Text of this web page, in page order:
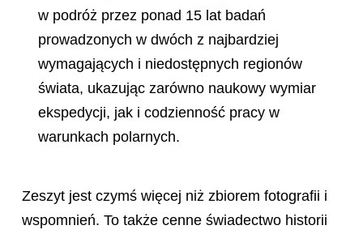
w podróż przez ponad 15 lat badań
prowadzonych w dwóch z najbardziej
wymagających i niedostępnych regionów
świata, ukazując zarówno naukowy wymiar
ekspedycji, jak i codzienność pracy w
warunkach polarnych.
Zeszyt jest czymś więcej niż zbiorem fotografii i
wspomnień. To także cenne świadectwo historii